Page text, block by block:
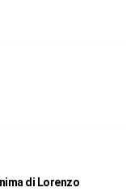
di Lorenzo